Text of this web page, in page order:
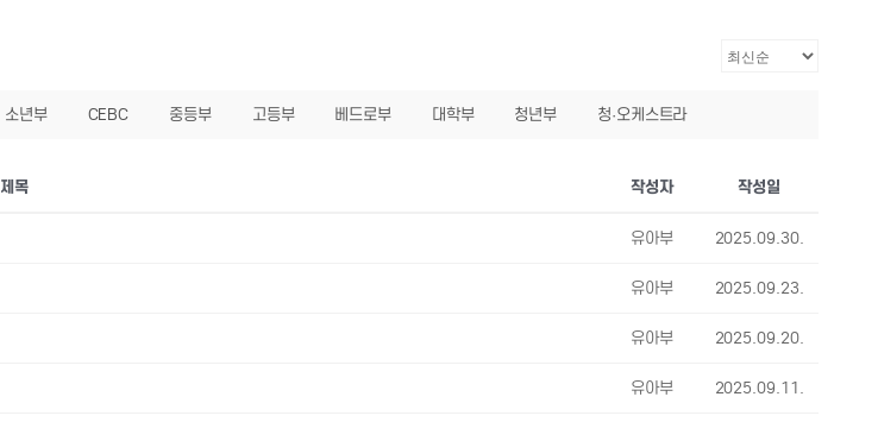
소년부 CEBC 중등부 고등부 베드로부 대학부 청년부 청·오케스트라
제목 작성자 작성일
유아부 2025.09.30.
유아부 2025.09.23.
유아부 2025.09.20.
유아부 2025.09.11.